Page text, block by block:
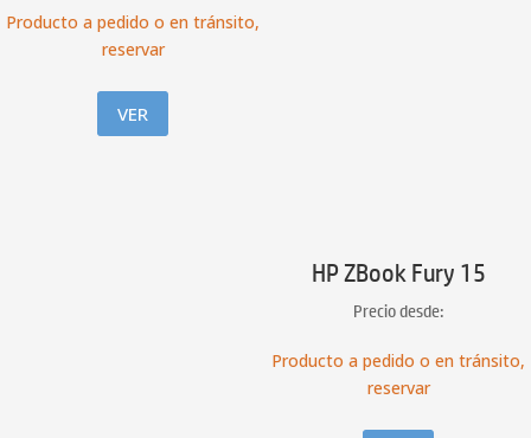
Producto a pedido o en tránsito,
reservar
VER
HP ZBook Fury 15
Precio desde:
Producto a pedido o en tránsito,
reservar